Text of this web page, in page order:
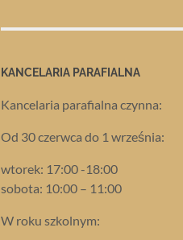
KANCELARIA PARAFIALNA
Kancelaria parafialna czynna:
Od 30 czerwca do 1 września:
wtorek: 17:00 -18:00
sobota: 10:00 – 11:00
W roku szkolnym: